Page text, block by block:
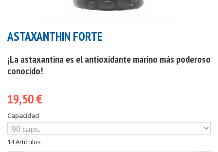
ASTAXANTHIN FORTE
¡La astaxantina es el antioxidante marino más poderoso
conocido!
19,50 €
Capacidad
14Artículos